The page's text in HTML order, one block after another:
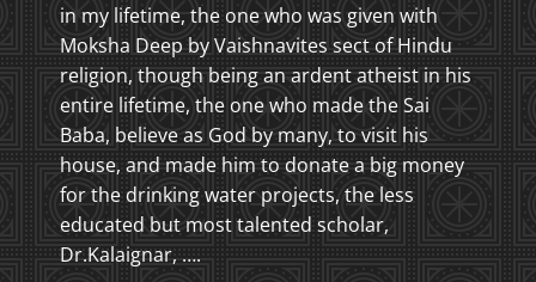
in my lifetime, the one who was given with
Moksha Deep by Vaishnavites sect of Hindu
religion, though being an ardent atheist in his
entire lifetime, the one who made the Sai
Baba, believe as God by many, to visit his
house, and made him to donate a big money
for the drinking water projects, the less
educated but most talented scholar,
Dr.Kalaignar, ….